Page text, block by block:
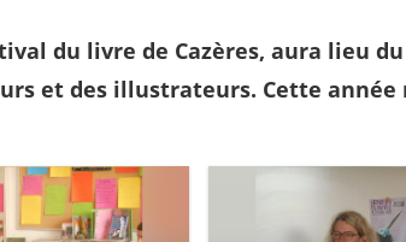
du livre de Cazères, aura lieu
et des illustrateurs. Cette